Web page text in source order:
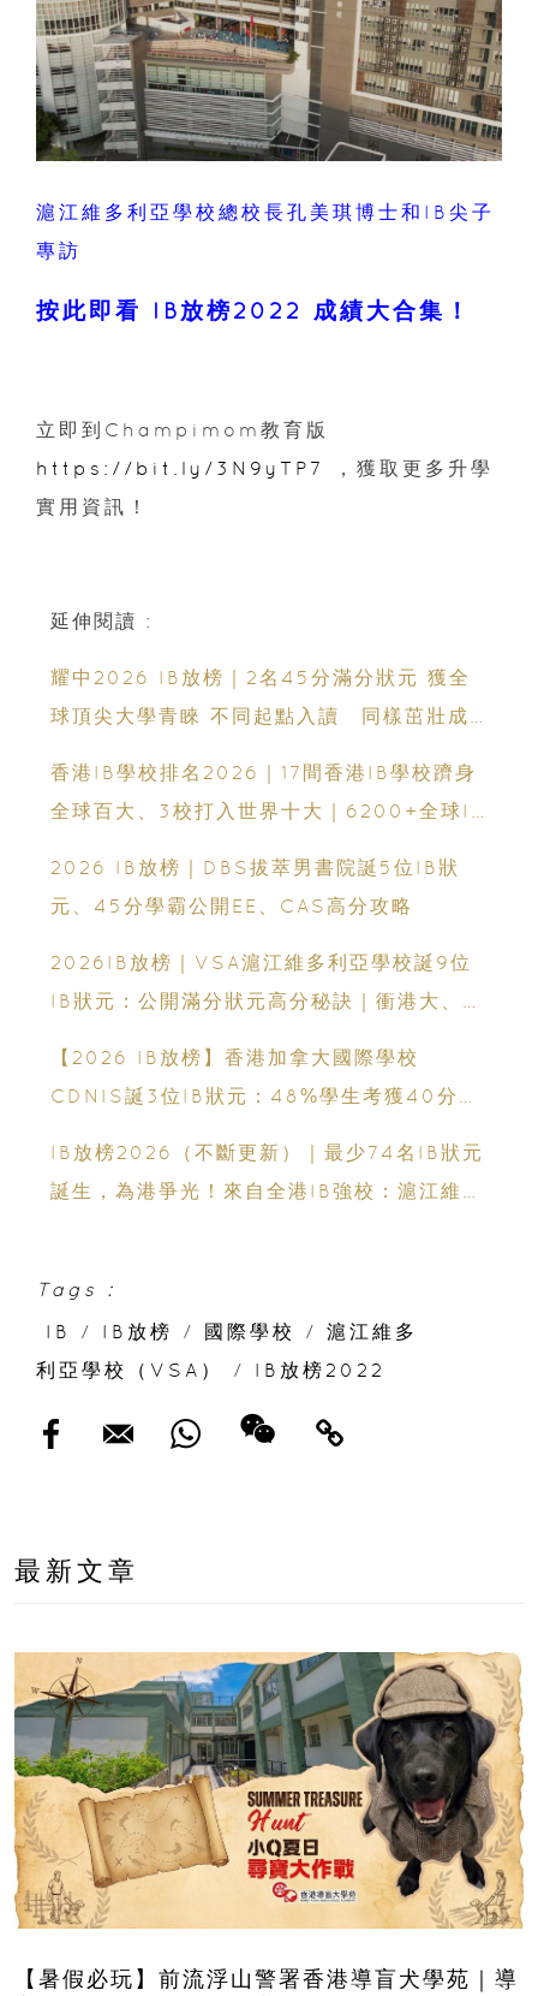
滬江維多利亞學校總校長孔美琪博士和IB尖子
專訪
按此即看 IB放榜2022 成績大合集！
立即到Champimom教育版
https://bit.ly/3N9yTP7
，獲取更多升學
實用資訊！
延伸閱讀 :
耀中2026 IB放榜｜2名45分滿分狀元 獲全
球頂尖大學青睞 不同起點入讀 同樣茁壯成
香港IB學校排名2026｜17間香港IB學校躋身
全球百大、3校打入世界十大｜6200+全球IB
2026 IB放榜｜DBS拔萃男書院誕5位IB狀
元、45分學霸公開EE、CAS高分攻略
2026IB放榜｜VSA滬江維多利亞學校誕9位
IB狀元：公開滿分狀元高分秘訣｜衝港大、帝
【2026 IB放榜】香港加拿大國際學校
CDNIS誕3位IB狀元：48%學生考獲40分以
IB放榜2026（不斷更新）｜最少74名IB狀元
誕生，為港爭光！來自全港IB強校：滬江維多
書院、保良局蔡繼有學校、保良局顏寶鈴書
院、新加坡國際學校、弘立書院、墨爾文國際
學校和德瑞國際學校
Tags :
IB
/ IB放榜 / 國際學校 /
滬江維多
利亞學校（VSA）
/ IB放榜2022
最新文章
【暑假必玩】前流浮山警署香港導盲犬學苑｜導